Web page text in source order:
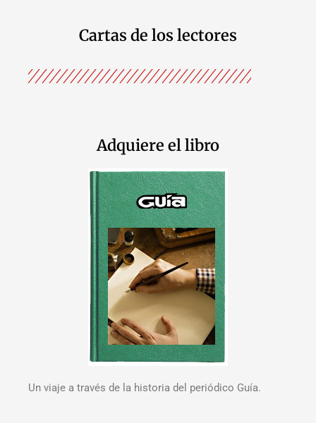
Cartas de los lectores
Adquiere el libro
Un viaje a través de la historia del periódico Guía.